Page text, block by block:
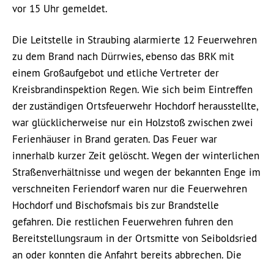
vor 15 Uhr gemeldet.
Die Leitstelle in Straubing alarmierte 12 Feuerwehren
zu dem Brand nach Dürrwies, ebenso das BRK mit
einem Großaufgebot und etliche Vertreter der
Kreisbrandinspektion Regen. Wie sich beim Eintreffen
der zuständigen Ortsfeuerwehr Hochdorf herausstellte,
war glücklicherweise nur ein Holzstoß zwischen zwei
Ferienhäuser in Brand geraten. Das Feuer war
innerhalb kurzer Zeit gelöscht. Wegen der winterlichen
Straßenverhältnisse und wegen der bekannten Enge im
verschneiten Feriendorf waren nur die Feuerwehren
Hochdorf und Bischofsmais bis zur Brandstelle
gefahren. Die restlichen Feuerwehren fuhren den
Bereitstellungsraum in der Ortsmitte von Seiboldsried
an oder konnten die Anfahrt bereits abbrechen. Die